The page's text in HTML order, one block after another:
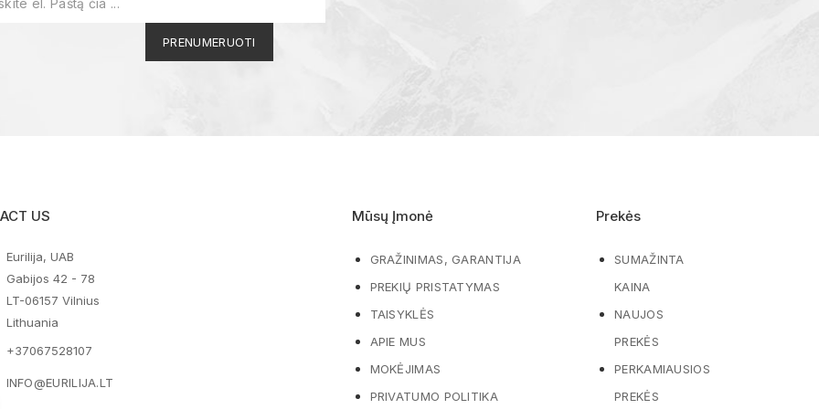
Prekės
SUMAŽINTA
KAINA
NAUJOS
PREKĖS
PERKAMIAUSIOS
PREKĖS
Mūsų Įmonė
GRAŽINIMAS, GARANTIJA
PREKIŲ PRISTATYMAS
TAISYKLĖS
APIE MUS
MOKĖJIMAS
PRIVATUMO POLITIKA
US
Eurilija, UAB
Gabijos 42 - 78
LT-06157 Vilnius
Lithuania
+37067528107
INFO@EURILIJA.LT